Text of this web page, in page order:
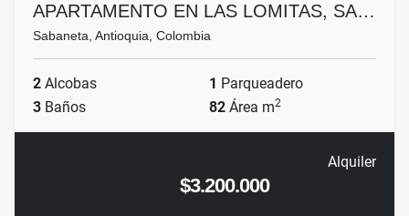
APARTAMENTO EN LAS LOMITAS, SA…
Sabaneta, Antioquia, Colombia
2 Alcobas 1 Parqueadero
3 Baños 82 Área m2
Alquiler
$3.200.000